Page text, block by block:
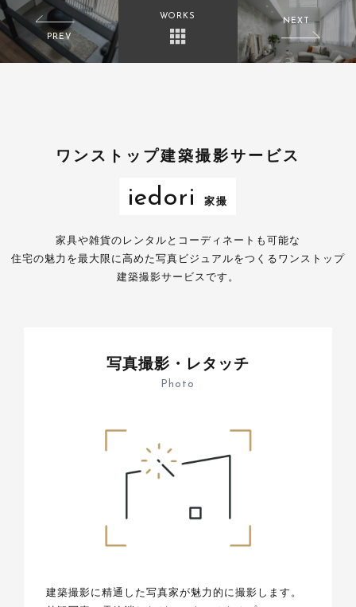
PREV
WORKS
NEXT
ワンストップ建築撮影サービス
iedori 家撮
家具や雑貨のレンタルとコーディネートも可能な
住宅の魅力を最大限に高めた写真ビジュアルをつくるワンストップ
建築撮影サービスです。
写真撮影・レタッチ
Photo
建築撮影に精通した写真家が魅力的に撮影します。